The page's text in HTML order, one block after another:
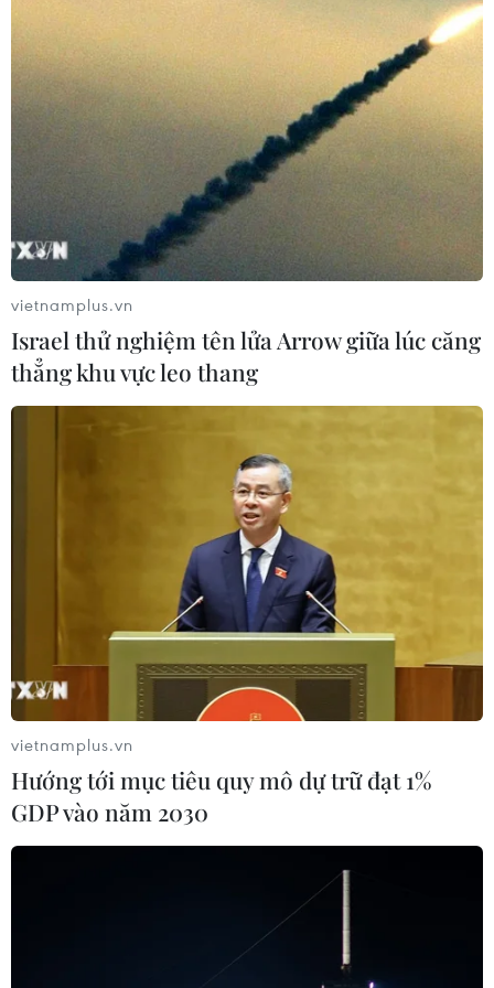
#Hải sản #Thanh Hóa
#Biển Nghi Sơn
#Cá nuôi lồng
#Cá chết hàng loạt
#Tảo nở hoa
Thanh Hóa
Theo dõi VietnamPlus
TIN LIÊN QUAN
vietnamplus.vn
Israel thử nghiệm tên lửa Arrow giữa lúc căng
thẳng khu vực leo thang
vietnamplus.vn
Hướng tới mục tiêu quy mô dự trữ đạt 1%
GDP vào năm 2030